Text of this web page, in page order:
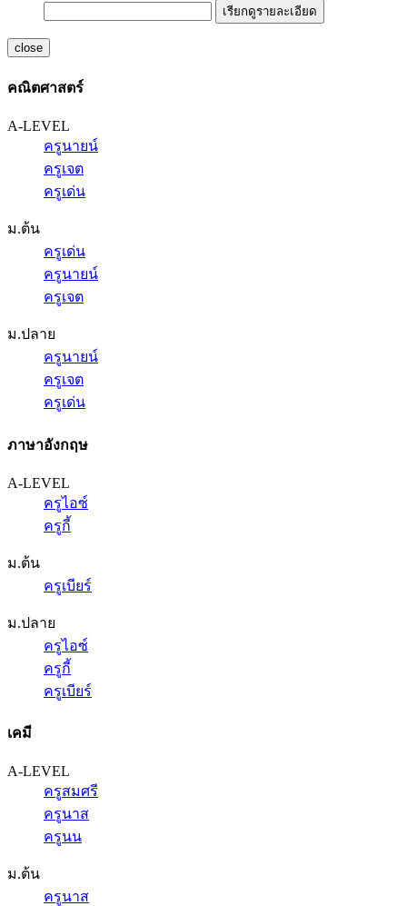
เรียกดูรายละเอียด
close
คณิตศาสตร์
A-LEVEL
ครูนายน์
ครูเจต
ครูเด่น
ม.ต้น
ครูเด่น
ครูนายน์
ครูเจต
ม.ปลาย
ครูนายน์
ครูเจต
ครูเด่น
ภาษาอังกฤษ
A-LEVEL
ครูไอซ์
ครูกี้
ม.ต้น
ครูเบียร์
ม.ปลาย
ครูไอซ์
ครูกี้
ครูเบียร์
เคมี
A-LEVEL
ครูสมศรี
ครูนาส
ครูนน
ม.ต้น
ครูนาส